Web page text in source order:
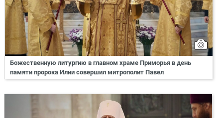
Божественную литургию в главном храме Приморья в день
памяти пророка Илии совершил митрополит Павел